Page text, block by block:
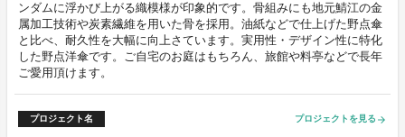
ンダムに浮かび上がる織模様が印象的です。骨組みにも地元鯖江の金
属加工技術や炭素繊維を用いた骨を採用。油紙などで仕上げた野点傘
と比べ、耐久性を大幅に向上さています。実用性・デザイン性に特化
した野点洋傘です。ご自宅のお庭はもちろん、旅館や料亭などで長年
ご愛用頂けます。
プロジェクト名 プロジェクトを見る arrow_forward